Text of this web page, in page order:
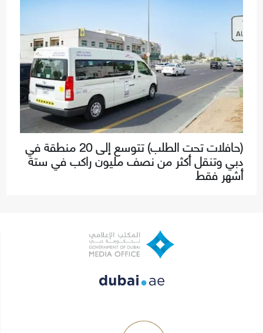
(حافلات تحت الطلب) تتوسع إلى 20 منطقة في
دبي وتنقل أكثر من نصف مليون راكب في ستة
أشهر فقط